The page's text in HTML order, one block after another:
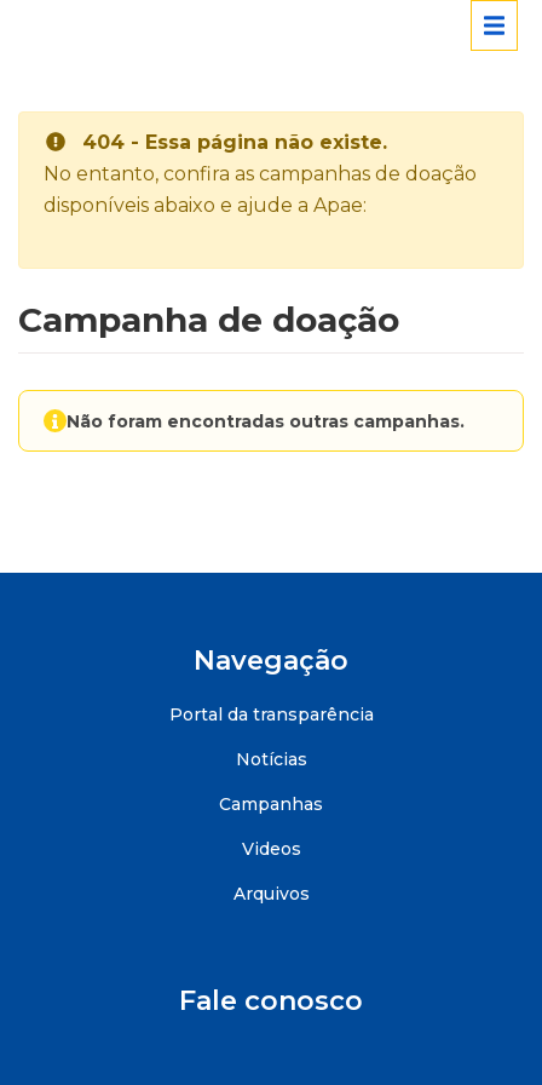
404 - Essa página não existe.
No entanto, confira as campanhas de doação
disponíveis abaixo e ajude a Apae:
Campanha de doação
Não foram encontradas outras campanhas.
Navegação
Portal da transparência
Notícias
Campanhas
Videos
Arquivos
Fale conosco